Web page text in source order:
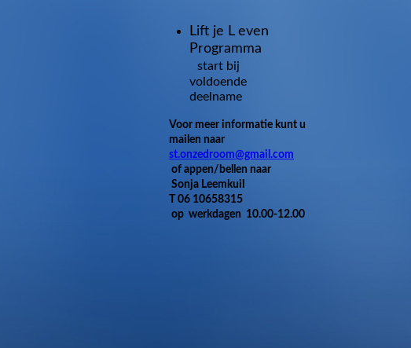
Lift je L even
Programma
start bij
voldoende
deelname
Voor meer informatie kunt u
mailen naar
st.onzedroom@gmail.com
of appen/bellen naar
Sonja Leemkuil
T 06 10658315
op werkdagen 10.00-12.00